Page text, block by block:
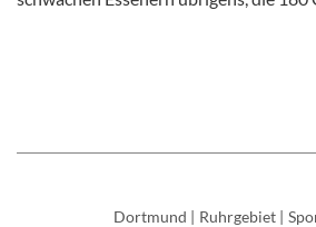
Dortmund | Ruhrgebiet |